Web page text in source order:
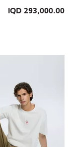
293,000.00 IQD